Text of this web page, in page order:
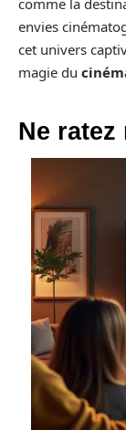
envies
cet univers
magie du
Ne